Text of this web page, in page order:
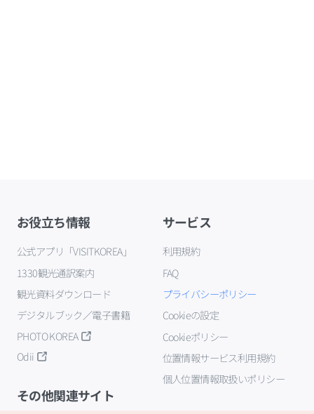
お役立ち情報
公式アプリ「VISITKOREA」
1330観光通訳案内
観光資料ダウンロード
デジタルブック／電子書籍
PHOTO KOREA
Odii
サービス
利用規約
FAQ
プライバシーポリシー
Cookieの設定
Cookieポリシー
位置情報サービス利用規約
個人位置情報取扱いポリシー
その他関連サイト